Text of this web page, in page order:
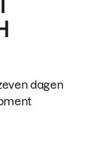
dagen